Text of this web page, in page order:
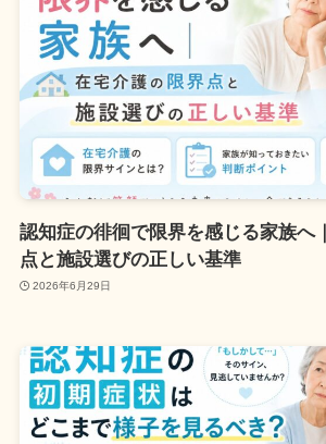
認知症の徘徊で限界を感じる家族へ
点と施設選びの正しい基準
2026年6月29日